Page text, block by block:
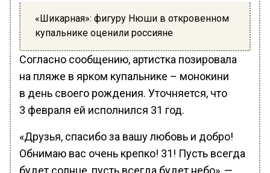
«Шикарная»: фигуру Нюши в откровенном
купальнике оценили россияне
Согласно сообщению, артистка позировала
на пляже в ярком купальнике – монокини
в день своего рождения. Уточняется, что
3 февраля ей исполнился 31 год.
«Друзья, спасибо за вашу любовь и добро!
Обнимаю вас очень крепко! 31! Пусть всегда
будет солнце, пусть всегда будет небо», —